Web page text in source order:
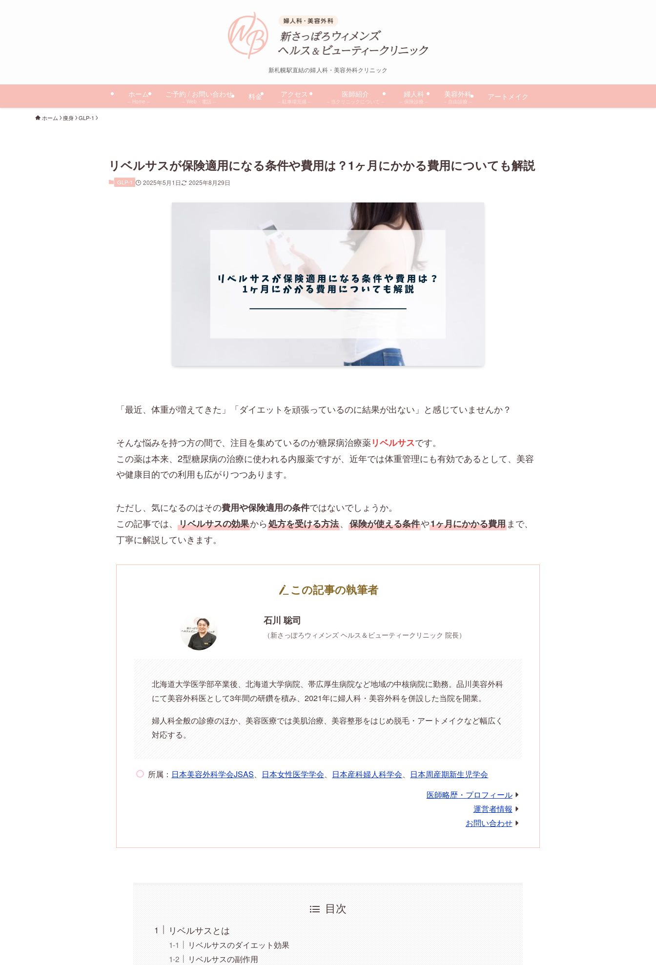
新札幌駅直結の婦人科・美容外科クリニック
ホーム
– Home –
ご予約 / お問い合わせ
– Web・電話 –
料金 アクセス
– 駐車場完備 –
医師紹介
– 当クリニックについて –
婦人科
– 保険診療 –
美容外科
– 自由診療 –
アートメイク
ホーム 痩身 GLP-1
リベルサスが保険適用になる条件や費用は？1ヶ月にかかる費用についても解説
GLP-1 2025年5月1日 2025年8月29日
「最近、体重が増えてきた」「ダイエットを頑張っているのに結果が出ない」と感じていませんか？
そんな悩みを持つ方の間で、注目を集めているのが糖尿病治療薬リベルサスです。
この薬は本来、2型糖尿病の治療に使われる内服薬ですが、近年では体重管理にも有効であるとして、美容
や健康目的での利用も広がりつつあります。
ただし、気になるのはその費用や保険適用の条件ではないでしょうか。
この記事では、 リベルサスの効果から処方を受ける方法、 保険が使える条件や1ヶ月にかかる費用 まで、
丁寧に解説していきます。
この記事の執筆者
石川 聡司
（新さっぽろウィメンズ ヘルス＆ビューティークリニック 院長）
北海道大学医学部卒業後、北海道大学病院、帯広厚生病院など地域の中核病院に勤務。品川美容外科
にて美容外科医として3年間の研鑽を積み、2021年に婦人科・美容外科を併設した当院を開業。
婦人科全般の診療のほか、美容医療では美肌治療、美容整形をはじめ脱毛・アートメイクなど幅広く
対応する。
所属： 日本美容外科学会JSAS 日本女性医学学会 日本産科婦人科学会
日本周産期新生児学会
医師略歴・プロフィール
運営者情報
お問い合わせ
目次
リベルサスとは
リベルサスのダイエット効果
リベルサスの副作用